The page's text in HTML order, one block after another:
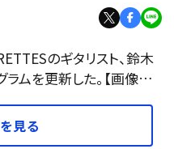
のギタリスト、鈴木
ムを更新した。【画像…
見る